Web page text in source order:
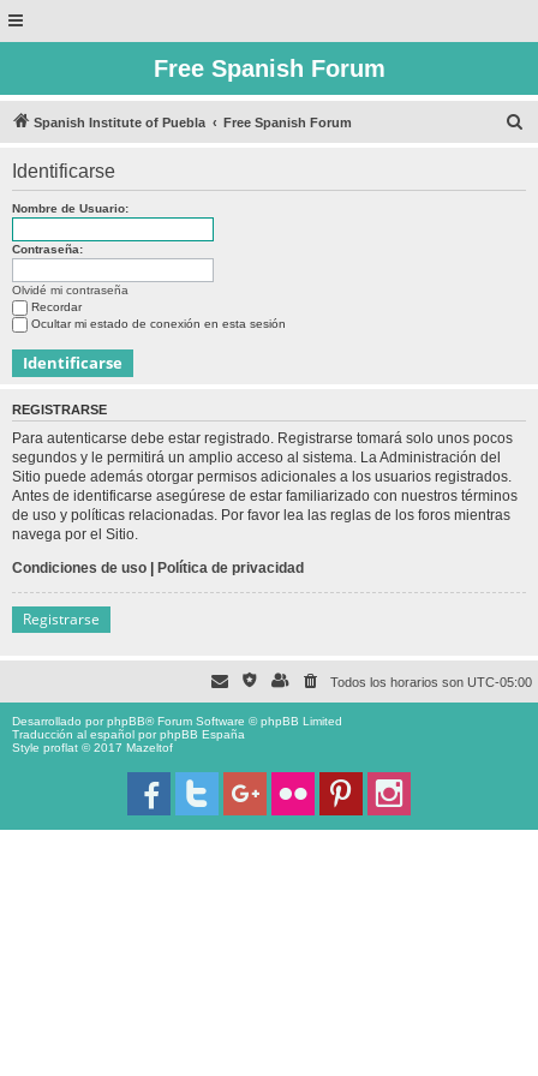
Free Spanish Forum
Spanish Institute of Puebla Free Spanish Forum
Identificarse
Nombre de Usuario:
Contraseña:
Olvidé mi contraseña
Recordar
Ocultar mi estado de conexión en esta sesión
REGISTRARSE
Para autenticarse debe estar registrado. Registrarse tomará solo unos pocos
segundos y le permitirá un amplio acceso al sistema. La Administración del
Sitio puede además otorgar permisos adicionales a los usuarios registrados.
Antes de identificarse asegúrese de estar familiarizado con nuestros términos
de uso y políticas relacionadas. Por favor lea las reglas de los foros mientras
navega por el Sitio.
Condiciones de uso | Política de privacidad
Registrarse
Todos los horarios son UTC-05:00
Desarrollado porphpBB® Forum Software © phpBB Limited
Traducción al español porphpBB España
Style proflat © 2017 Mazeltof